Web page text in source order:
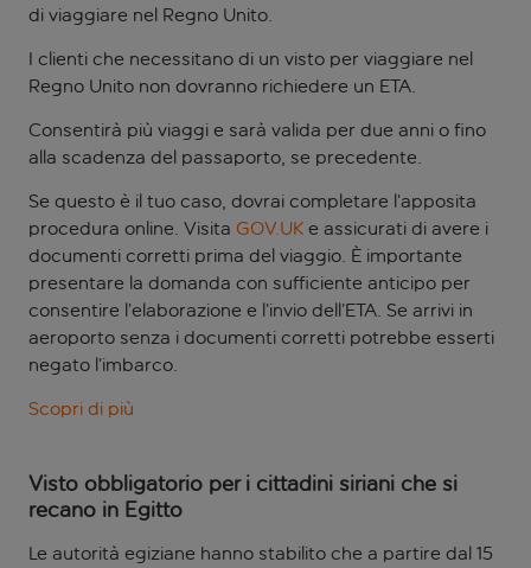
di viaggiare nel Regno Unito.
I clienti che necessitano di un visto per viaggiare nel
Regno Unito non dovranno richiedere un ETA.
Consentirà più viaggi e sarà valida per due anni o fino
alla scadenza del passaporto, se precedente.
Se questo è il tuo caso, dovrai completare l’apposita
procedura online. Visita GOV.UK e assicurati di avere i
documenti corretti prima del viaggio. È importante
presentare la domanda con sufficiente anticipo per
consentire l’elaborazione e l’invio dell’ETA. Se arrivi in
aeroporto senza i documenti corretti potrebbe esserti
negato l’imbarco.
Scopri di più
Visto obbligatorio per i cittadini siriani che si
recano in Egitto
Le autorità egiziane hanno stabilito che a partire dal 15